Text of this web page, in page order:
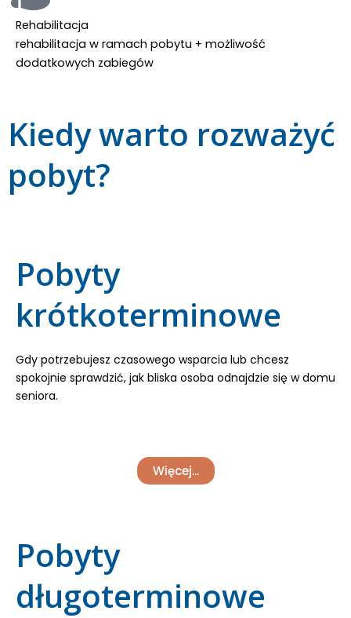
Rehabilitacja
rehabilitacja w ramach pobytu + możliwość
dodatkowych zabiegów
Kiedy warto rozważyć
pobyt?
Pobyty
krótkoterminowe
Gdy potrzebujesz czasowego wsparcia lub chcesz
spokojnie sprawdzić, jak bliska osoba odnajdzie się w domu
seniora.
Więcej...
Pobyty
długoterminowe